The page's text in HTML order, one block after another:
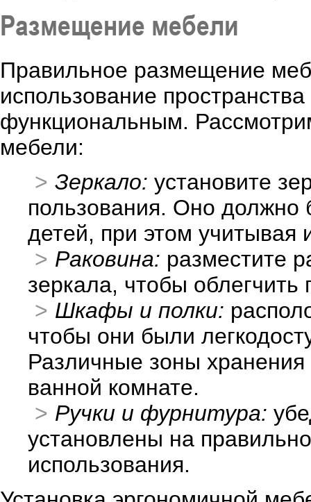
Размещение мебели
Правильное размещение
использование
функциональным.
мебели:
Зеркало: установите
пользования. Оно должно
детей, при этом учитывая
Раковина: разместите
зеркала, чтобы
Шкафы и полки:
чтобы они были
Различные зоны хранения
ванной комнате.
Ручки и фурнитура:
установлены на
использования.